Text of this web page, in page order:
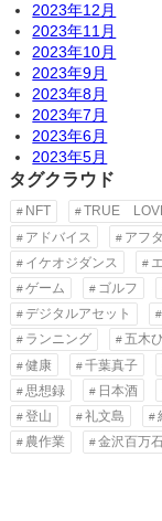
2023年12月
2023年11月
2023年10月
2023年9月
2023年8月
2023年7月
2023年6月
2023年5月
タグクラウド
NFT TRUE
アドバイス
アフ
イケオジダンス
ゲーム
ゴルフ
デジタルアセット
ランニング
五木
健康
千葉真子
思想録
日本酒
登山
礼文島
農作業
金沢百万